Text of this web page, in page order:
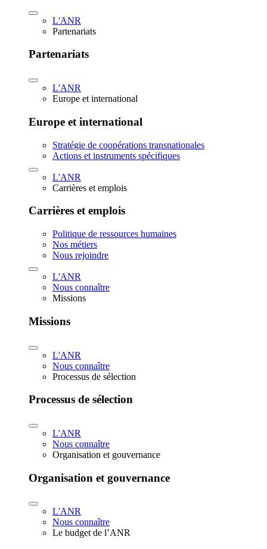
L'ANR
Partenariats
Partenariats
L'ANR
Europe et international
Europe et international
Stratégie de coopérations transnationales
Actions et instruments spécifiques
L'ANR
Carrières et emplois
Carrières et emplois
Politique de ressources humaines
Nos métiers
Nous rejoindre
L'ANR
Nous connaître
Missions
Missions
L'ANR
Nous connaître
Processus de sélection
Processus de sélection
L'ANR
Nous connaître
Organisation et gouvernance
Organisation et gouvernance
L'ANR
Nous connaître
Le budget de l’ANR